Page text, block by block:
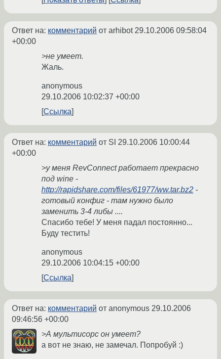
Ответ на: комментарий от arhibot29.10.2006 09:58:04
+00:00
>не умеет.
Жаль.
anonymous
29.10.2006 10:02:37 +00:00
Ссылка
Ответ на: комментарий от SI 29.10.2006 10:00:44
+00:00
>у меня RevConnect работает прекрасно
под wine -
http://rapidshare.com/files/61977/ww.tar.bz2 -
готовый конфиг - там нужно было
заменить 3-4 либы ....
Спасибо тебе! У меня падал постоянно...
Буду тестить!
anonymous
29.10.2006 10:04:15 +00:00
Ссылка
Ответ на: комментарий от anonymous 29.10.2006
09:46:56 +00:00
>А мультисорс он умеет?
а вот не знаю, не замечал. Попробуй :)